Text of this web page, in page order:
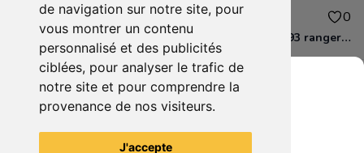
de navigation sur notre site, pour
vous montrer un contenu
personnalisé et des publicités
ciblées, pour analyser le trafic de
notre site et pour comprendre la
provenance de nos visiteurs.
J'accepte
15.00€ 0
D&D - 88286 paladin human male Miniature - Donjons Dragons
12.00€ 0
D&D - WOC 40093 ranger human female Miniature - Donjons Dragons
Voir tous les articles du vendeur
Grenier du Geek